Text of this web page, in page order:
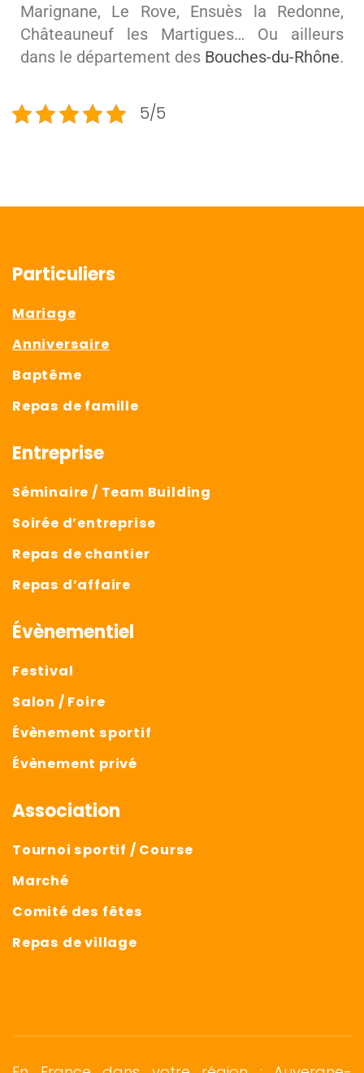
Marignane, Le Rove, Ensuès la Redonne,
Châteauneuf les Martigues… Ou ailleurs
dans le département des Bouches-du-Rhône.
5/5
Particuliers
Mariage
Anniversaire
Baptême
Repas de famille
Entreprise
Séminaire / Team Building
Soirée d’entreprise
Repas de chantier
Repas d’affaire
Évènementiel
Festival
Salon / Foire
Évènement sportif
Évènement privé
Association
Tournoi sportif / Course
Marché
Comité des fêtes
Repas de village